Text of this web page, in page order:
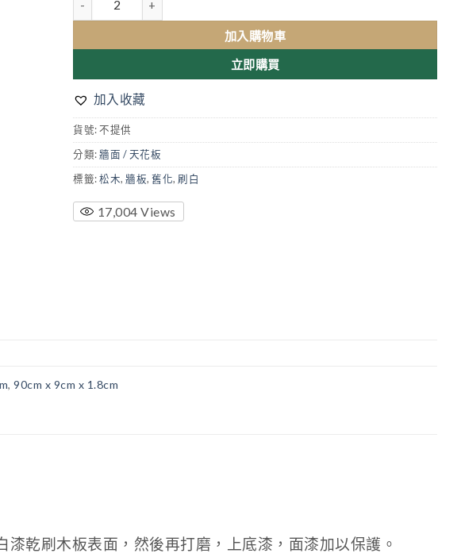
加入購物車
立即購買
加入收藏
貨號: 不提供
分類: 牆面 / 天花板
標籤: 松木, 牆板, 舊化, 刷白
17,004 Views
,90cm x 9cm x 1.8cm
乾刷木板表面，然後再打磨，上底漆，面漆加以保護。